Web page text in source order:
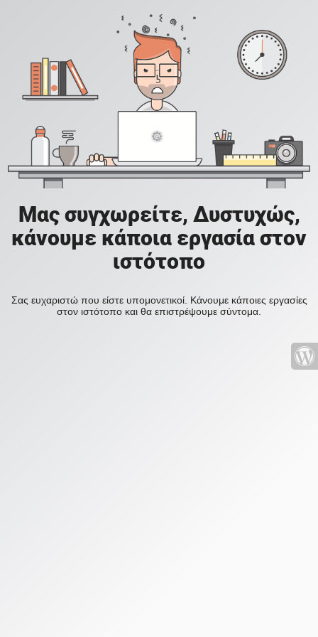
Μας συγχωρείτε, Δυστυχώς,
κάνουμε κάποια εργασία στον
ιστότοπο
Σας ευχαριστώ που είστε υπομονετικοί. Κάνουμε κάποιες εργασίες
στον ιστότοπο και θα επιστρέψουμε σύντομα.